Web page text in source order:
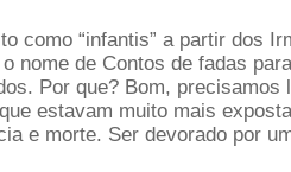
como “infantis” a partir dos
nome de Contos de fadas
Por que? Bom, precisamos
estavam muito mais
e morte. Ser devorado por